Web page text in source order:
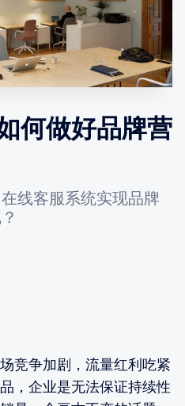
何做好品牌营
线客服系统实现品牌
竞争加剧，流量红利吃紧
，企业是无法保证持续性